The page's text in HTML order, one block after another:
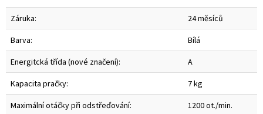
Záruka: 24 měsíců
Barva: Bílá
Energitcká třída (nové značení): A
Kapacita pračky: 7 kg
Maximální otáčky při odstřeďování: 1200 ot./min.